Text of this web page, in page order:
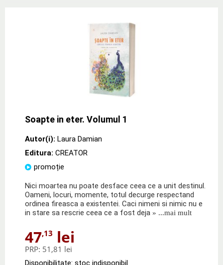
Soapte in eter. Volumul 1
Autor(i): Laura Damian
Editura: CREATOR
promoție
Nici moartea nu poate desface ceea ce a unit destinul.
Oameni, locuri, momente, totul decurge respectand
ordinea fireasca a existentei. Caci nimeni si nimic nu e
in stare sa rescrie ceea ce a fost deja » ...mai mult
47,13 lei
PRP: 51,81 lei
Disponibilitate: stoc indisponibil